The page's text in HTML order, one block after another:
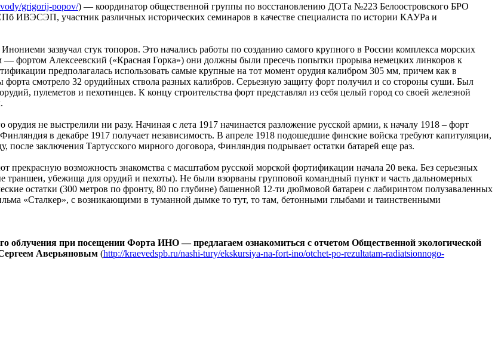
grigorij-popov/) — координатор общественной группы по восстановлению ДОТа №223 Белоостровского БРО
ИВЭСЭП, участник различных исторических семинаров в качестве специалиста по истории КАУРа и
зазвучал стук топоров. Это начались работы по созданию самого крупного в России комплекса морских
— фортом Алексеевский («Красная Горка») они должны были пресечь попытки прорыва немецких линкоров к
предполагалась использовать самые крупные на тот момент орудия калибром 305 мм, причем как в
форта смотрело 32 орудийных ствола разных калибров. Серьезную защиту форт получил и со стороны суши. Был
пулеметов и пехотинцев. К концу строительства форт представлял из себя целый город со своей железной
не выстрелили ни разу. Начиная с лета 1917 начинается разложение русской армии, к началу 1918 – форт
в декабре 1917 получает независимость. В апреле 1918 подошедшие финские войска требуют капитуляции,
заключения Тартусского мирного договора, Финляндия подрывает остатки батарей еще раз.
возможность знакомства с масштабом русской морской фортификации начала 20 века. Без серьезных
траншеи, убежища для орудий и пехоты). Не были взорваны групповой командный пункт и часть дальномерных
остатки (300 метров по фронту, 80 по глубине) башенной 12-ти дюймовой батареи с лабиринтом полузаваленных
«Сталкер», с возникающими в туманной дымке то тут, то там, бетонными глыбами и таинственными
облучения при посещении Форта ИНО — предлагаем ознакомиться с отчетом Общественной экологической
Аверьяновым (http://kraevedspb.ru/nashi-tury/ekskursiya-na-fort-ino/otchet-po-rezultatam-radiatsionnogo-